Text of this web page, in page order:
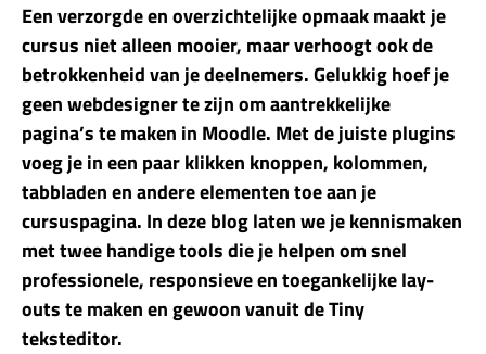
Een verzorgde en overzichtelijke opmaak maakt je
cursus niet alleen mooier, maar verhoogt ook de
betrokkenheid van je deelnemers. Gelukkig hoef je
geen webdesigner te zijn om aantrekkelijke
pagina’s te maken in Moodle. Met de juiste plugins
voeg je in een paar klikken knoppen, kolommen,
tabbladen en andere elementen toe aan je
cursuspagina. In deze blog laten we je kennismaken
met twee handige tools die je helpen om snel
professionele, responsieve en toegankelijke lay-
outs te maken en gewoon vanuit de Tiny
teksteditor.